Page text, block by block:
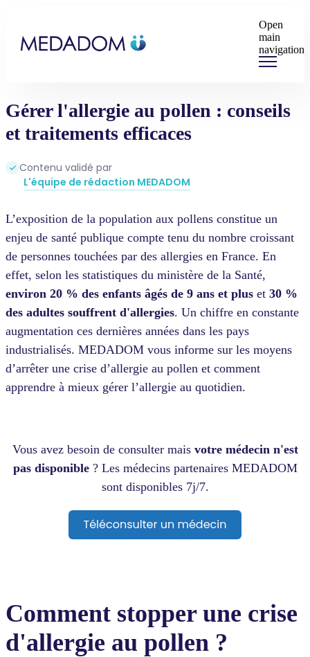
Open
main
navigation
Gérer l'allergie au pollen : conseils
et traitements efficaces
Contenu validé par
L'équipe de rédaction MEDADOM
L’exposition de la population aux pollens constitue un
enjeu de santé publique compte tenu du nombre croissant
de personnes touchées par des allergies en France. En
effet, selon les statistiques du ministère de la Santé,
environ 20 % des enfants âgés de 9 ans et plus et 30 %
des adultes souffrent d'allergies. Un chiffre en constante
augmentation ces dernières années dans les pays
industrialisés. MEDADOM vous informe sur les moyens
d’arrêter une crise d’allergie au pollen et comment
apprendre à mieux gérer l’allergie au quotidien.
Vous avez besoin de consulter mais votre médecin n'est
pas disponible? Les médecins partenaires MEDADOM
sont disponibles 7j/7.
Comment stopper une crise
d'allergie au pollen ?